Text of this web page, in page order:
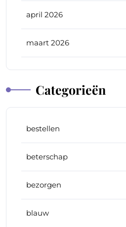
april 2026
maart 2026
Categorieën
bestellen
beterschap
bezorgen
blauw